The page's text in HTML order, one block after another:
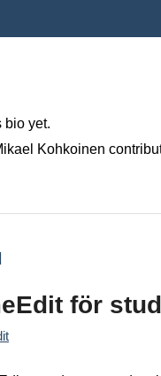
bio yet.
Kohkoinen
för